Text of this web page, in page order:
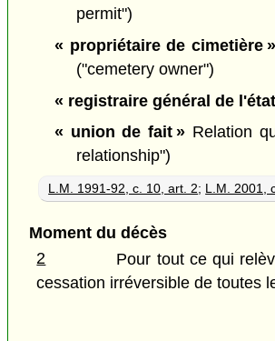
permit")
« propriétaire de cimetière »
("cemetery owner")
« registraire général de
« union de fait » Relation
relationship")
L.M. 1991-92, c. 10, art. 2; L.M. 2001,
Moment du décès
2
Pour tout ce qui
cessation irréversible de toutes